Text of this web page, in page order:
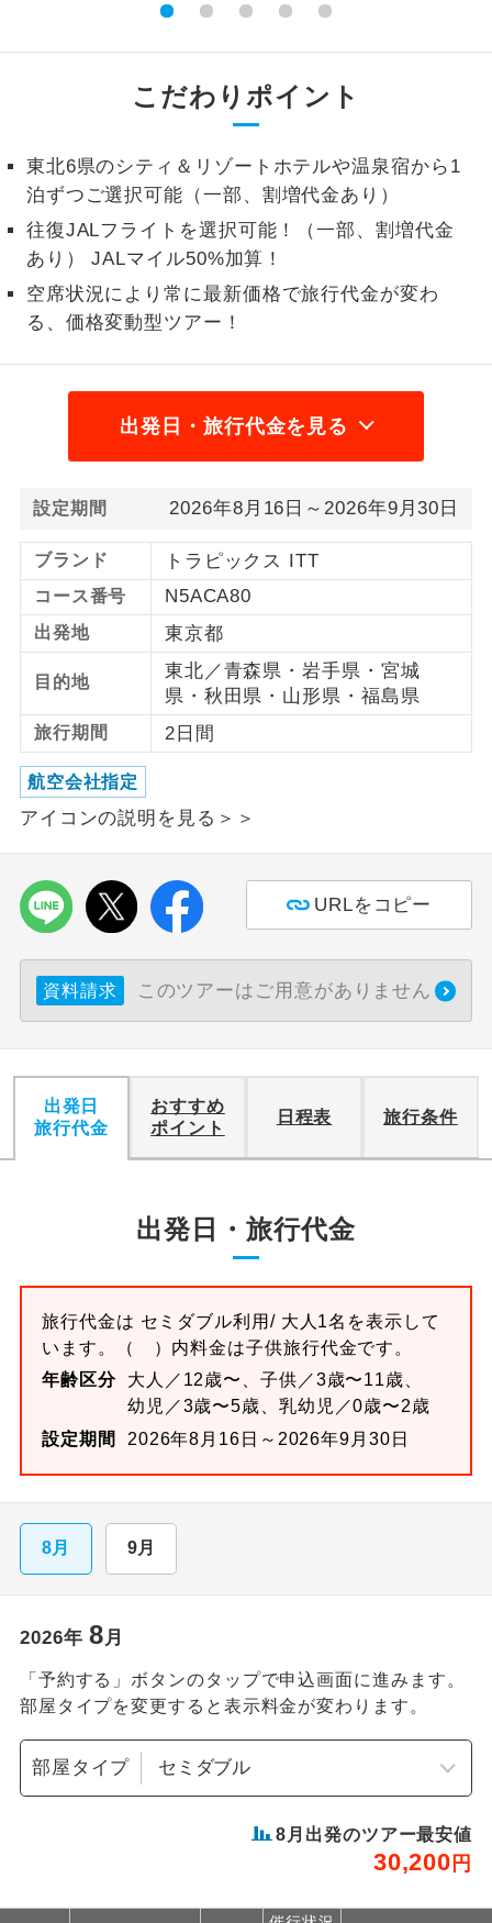
こだわりポイント
東北6県のシティ＆リゾートホテルや温泉宿から1
泊ずつご選択可能（一部、割増代金あり）
往復JALフライトを選択可能！（一部、割増代金
あり） JALマイル50%加算！
空席状況により常に最新価格で旅行代金が変わ
る、価格変動型ツアー！
出発日・旅行代金を見る
設定期間 2026年8月16日～2026年9月30日
ブランド トラピックス ITT
コース番号 N5ACA80
出発地 東京都
目的地
東北／青森県・岩手県・宮城
県・秋田県・山形県・福島県
旅行期間 2日間
航空会社指定
アイコンの説明を見る＞＞
URLをコピー
資料請求 このツアーはご用意がありません
出発日
旅行代金
おすすめ
ポイント
日程表 旅行条件
出発日・旅行代金
旅行代金は セミダブル利用/ 大人1名を表示して
います。
（ ）内料金は子供旅行代金です。
年齢区分
大人／12歳〜、子供／3歳〜11歳、
幼児／3歳〜5歳、乳幼児／0歳〜2歳
設定期間
2026年8月16日～2026年9月30日
8月 9月
2026年 8月
「予約する」ボタンのタップで申込画面に進みます。
部屋タイプを変更すると表示料金が変わります。
部屋タイプ
8 月出発のツアー最安値
30,200 円
す。
す。
スです。
1名様1室同代
金
コースです。
ご夫婦限定
ご夫婦限定でご参加いただけるコースで
す。
女性限定
年齢制限あり
ご参加にあたり年齢に制限があるコース
航空会社指定
画にとても便利です。
ホテル指定
ご紹介するホテルを指定したコースで
す。
おひとり様バ
ス2席利用
おひとり様でバス席を2席利⽤できま
す。